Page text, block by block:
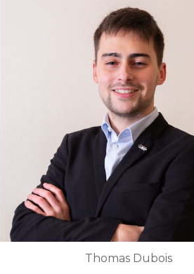
Thomas Dubois